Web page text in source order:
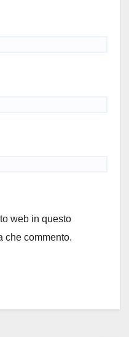
web in questo
che commento.